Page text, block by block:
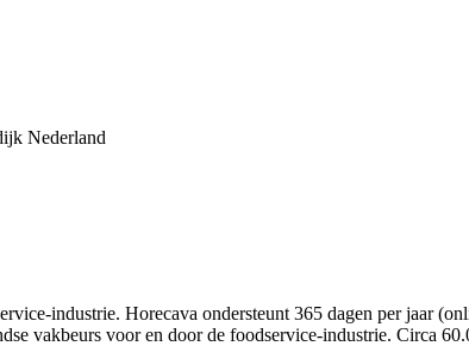
Nederland
industrie. Horecava ondersteunt 365 dagen per jaar
vakbeurs voor en door de foodservice-industrie. Circa